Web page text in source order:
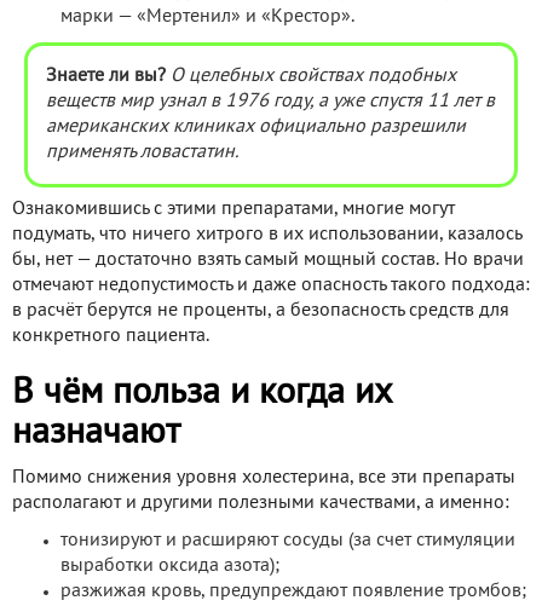
марки — «Мертенил» и «Крестор».
Знаете ли вы? О целебных свойствах подобных
веществ мир узнал в 1976 году, а уже спустя 11 лет в
американских клиниках официально разрешили
применять ловастатин.
Ознакомившись с этими препаратами, многие могут
подумать, что ничего хитрого в их использовании, казалось
бы, нет — достаточно взять самый мощный состав. Но врачи
отмечают недопустимость и даже опасность такого подхода:
в расчёт берутся не проценты, а безопасность средств для
конкретного пациента.
В чём польза и когда их
назначают
Помимо снижения уровня холестерина, все эти препараты
располагают и другими полезными качествами, а именно:
тонизируют и расширяют сосуды (за счет стимуляции
выработки оксида азота);
разжижая кровь, предупреждают появление тромбов;